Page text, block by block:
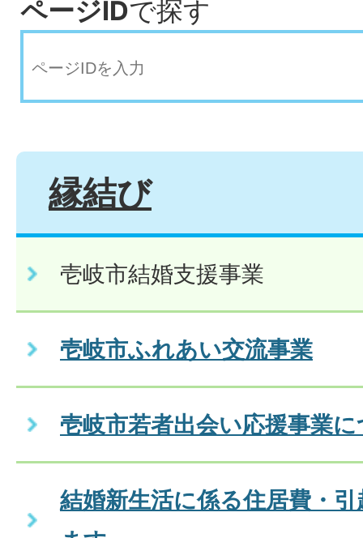
ページIDで探す
縁結び
壱岐市結婚支援事業
壱岐市ふれあい交流事業
壱岐市若者出会い応援事業
結婚新生活に係る住居費・